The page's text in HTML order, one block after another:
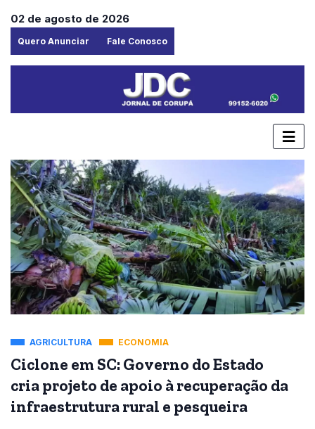
02 de agosto de 2026
Quero Anunciar Fale Conosco
AGRICULTURA ECONOMIA
Ciclone em SC: Governo do Estado
cria projeto de apoio à recuperação da
infraestrutura rural e pesqueira